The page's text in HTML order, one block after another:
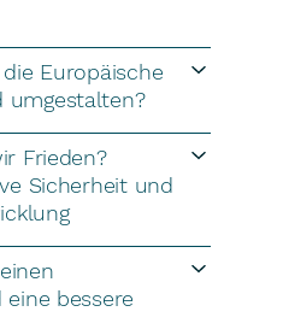
Europäische
umgestalten?
Frieden?
Sicherheit und
bessere